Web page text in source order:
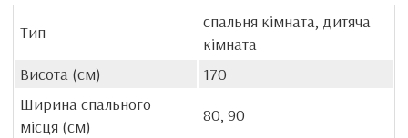
Тип
спальня кімната, дитяча
кімната
Висота (см)
170
Ширина спального
місця (см)
80, 90